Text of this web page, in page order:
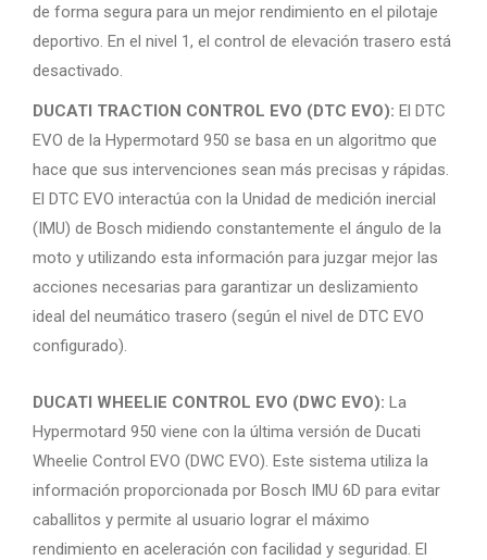
de forma segura para un mejor rendimiento en el pilotaje
deportivo. En el nivel 1, el control de elevación trasero está
desactivado.
DUCATI TRACTION CONTROL EVO (DTC EVO): El DTC
EVO de la Hypermotard 950 se basa en un algoritmo que
hace que sus intervenciones sean más precisas y rápidas.
El DTC EVO interactúa con la Unidad de medición inercial
(IMU) de Bosch midiendo constantemente el ángulo de la
moto y utilizando esta información para juzgar mejor las
acciones necesarias para garantizar un deslizamiento
ideal del neumático trasero (según el nivel de DTC EVO
configurado).
DUCATI WHEELIE CONTROL EVO (DWC EVO): La
Hypermotard 950 viene con la última versión de Ducati
Wheelie Control EVO (DWC EVO). Este sistema utiliza la
información proporcionada por Bosch IMU 6D para evitar
caballitos y permite al usuario lograr el máximo
rendimiento en aceleración con facilidad y seguridad. El